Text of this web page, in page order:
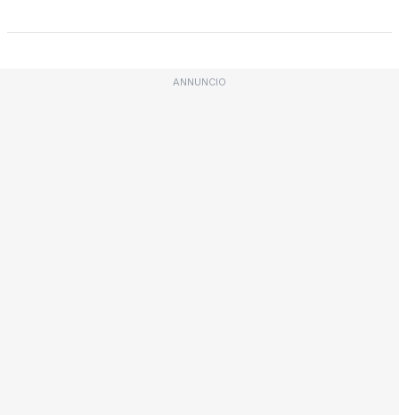
ANNUNCIO